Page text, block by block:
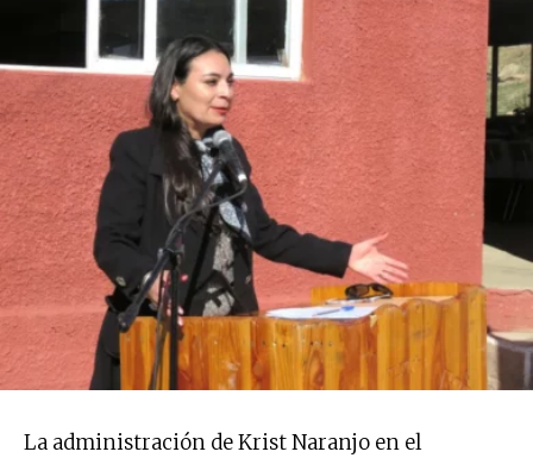
La administración de Krist Naranjo en el